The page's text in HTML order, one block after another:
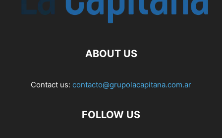
ABOUT US
Contact us: contacto@grupolacapitana.com.ar
FOLLOW US